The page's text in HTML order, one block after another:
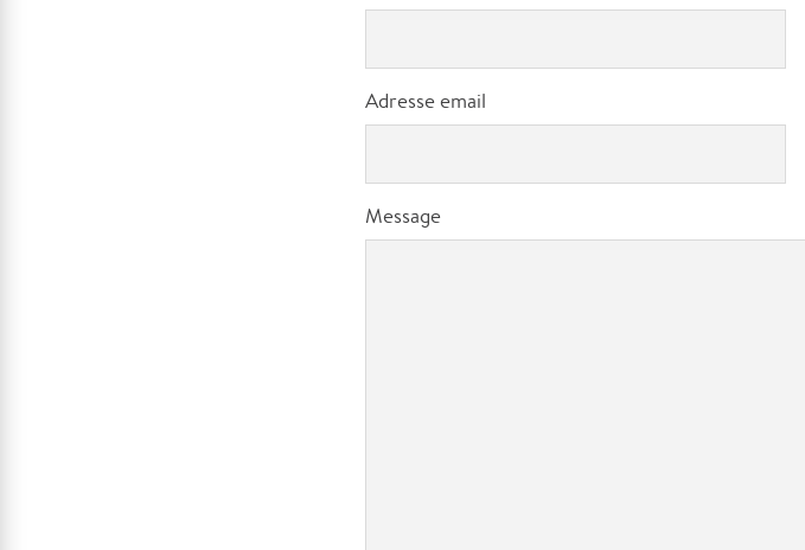
Adresse email
Message